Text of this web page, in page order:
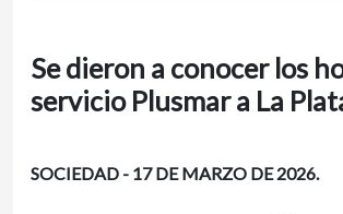
Se dieron a conocer los
servicio Plusmar a La
SOCIEDAD - 17 DE MARZO DE 2026.